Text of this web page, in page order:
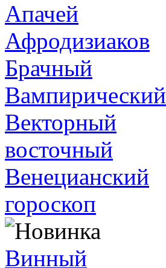
Апачей
Афродизиаков
Брачный
Вампирический
Векторный
восточный
Венецианский
гороскоп
Винный